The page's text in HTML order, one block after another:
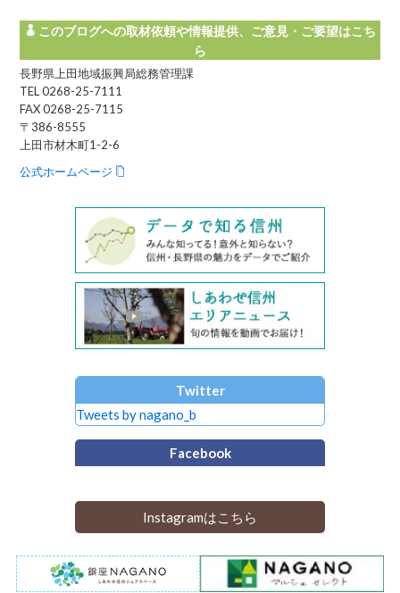
このブログへの取材依頼や情報提供、ご意見・ご要望はこち
ら
長野県上田地域振興局総務管理課
TEL 0268-25-7111
FAX 0268-25-7115
〒386-8555
上田市材木町1-2-6
公式ホームページ
Twitter
Tweets by nagano_b
Facebook
Instagramはこちら